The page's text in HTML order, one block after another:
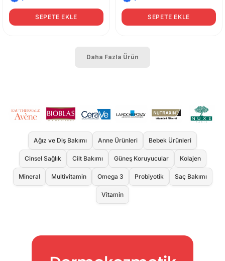
SEPETE EKLE SEPETE EKLE
Daha Fazla Ürün
Ağız ve Diş Bakımı Anne Ürünleri Bebek Ürünleri
Cinsel Sağlık Cilt Bakımı Güneş Koruyucular Kolajen
Mineral Multivitamin Omega 3 Probiyotik Saç Bakımı
Vitamin